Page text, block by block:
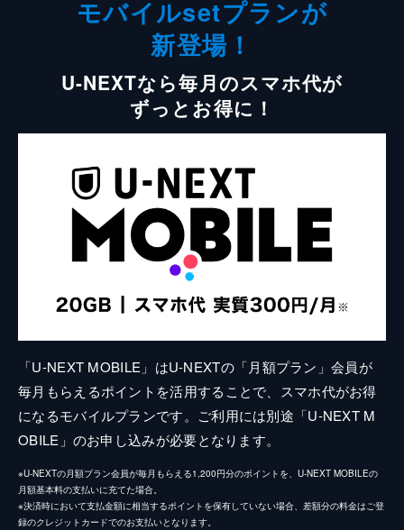
モバイルsetプランが
新登場！
U-NEXTなら毎月のスマホ代が
ずっとお得に！
「U-NEXT MOBILE」はU-NEXTの「月額プラン」会員が
毎月もらえるポイントを活用することで、スマホ代がお得
になるモバイルプランです。ご利用には別途「U-NEXT M
OBILE」のお申し込みが必要となります。
※U-NEXTの月額プラン会員が毎月もらえる1,200円分のポイントを、U-NEXT MOBILEの
月額基本料の支払いに充てた場合。
※決済時において支払金額に相当するポイントを保有していない場合、差額分の料金はご登
録のクレジットカードでのお支払いとなります。